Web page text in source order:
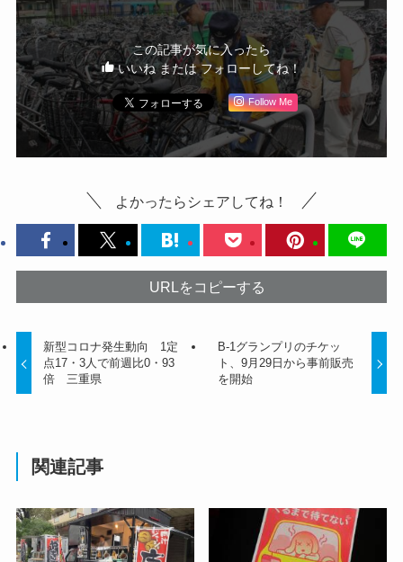
この記事が気に入ったら
いいね または フォローしてね！
Follow Me
よかったらシェアしてね！
URLをコピーする
新型コロナ発生動向 1定
点17・3人で前週比0・93
倍 三重県
B-1グランプリのチケッ
ト、9月29日から事前販売
を開始
関連記事